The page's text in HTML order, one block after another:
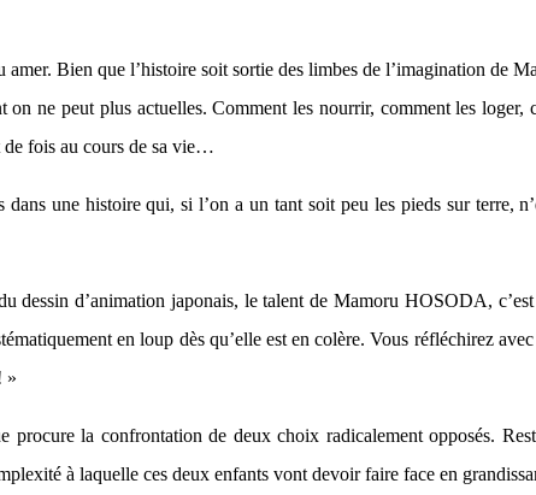
Bien que l’histoire soit sortie des limbes de l’imagination de
ne peut plus actuelles. Comment les nourrir, comment les loger,
de fois au cours de sa vie…
une histoire qui, si l’on a un tant soit peu les pieds sur terre,
d’animation japonais, le talent de Mamoru HOSODA,
en loup dès qu’elle est en colère. Vous réfléchirez
»
procure la confrontation de deux choix radicalement opposés.
à laquelle ces deux enfants vont devoir faire face en